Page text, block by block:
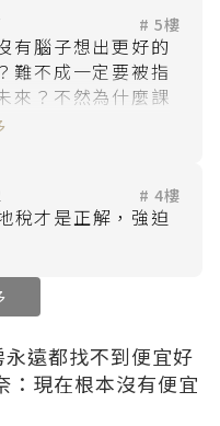
# 5樓
有腦子想出更好的
難不成一定要被指
來？不然為什麼課
還有害死年輕人一
# 4樓
稅才是正解，強迫
永遠都找不到便宜好
：現在根本沒有便宜